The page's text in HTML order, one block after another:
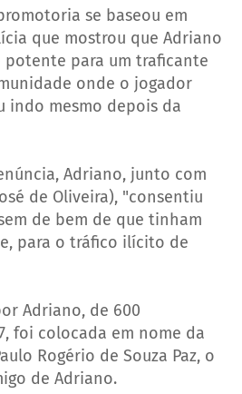
se baseou em
que mostrou que Adriano
potente para um traficante
onde o jogador
indo mesmo depois da
Adriano, junto com
de Oliveira), "consentiu
de bem de que tinham
para o tráfico ilícito de
Adriano, de 600
foi colocada em nome da
Rogério de Souza Paz, o
de Adriano.